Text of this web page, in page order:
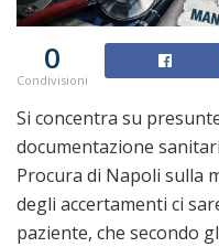
0
Condivisioni
Si concentra su
documentazione
Procura di Napoli sulla
degli accertamenti ci
paziente, che secondo